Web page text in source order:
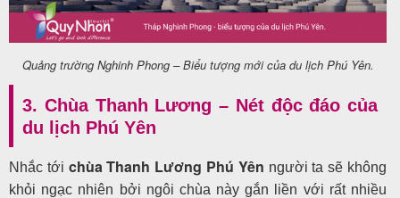
Quảng trường Nghinh Phong – Biểu tượng mới của du lịch Phú Yên.
3. Chùa Thanh Lương – Nét độc đáo của
du lịch Phú Yên
Nhắc tới chùa Thanh Lương Phú Yên người ta sẽ không
khỏi ngạc nhiên bởi ngôi chùa này gắn liền với rất nhiều